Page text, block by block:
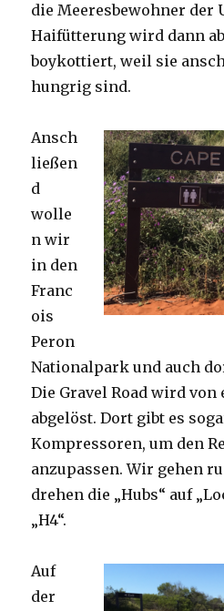
die Meeresbewohner der
Haifütterung wird dann
boykottiert, weil sie
hungrig sind.
Ansch
ließen
d
wolle
n wir
in den
Franc
ois
Peron
Nationalpark und auch
Die Gravel Road wird von
abgelöst. Dort gibt es
Kompressoren, um den
anzupassen. Wir gehen
drehen die „Hubs“ auf
„H4“.
Auf
der